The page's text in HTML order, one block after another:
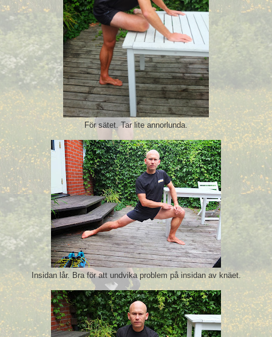
För sätet. Tar lite annorlunda.
Insidan lår. Bra för att undvika problem på insidan av knäet.